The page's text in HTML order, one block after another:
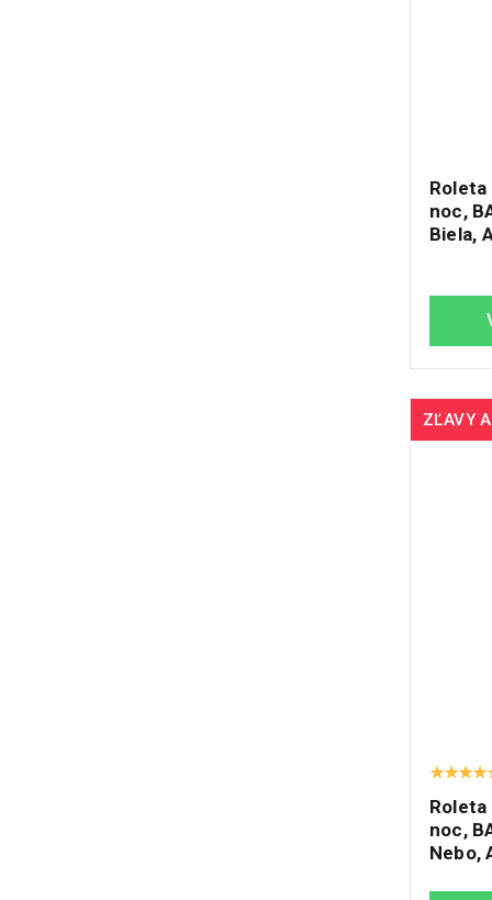
Roleta
noc,
Biela,
ZĽAVY
Roleta
noc,
Nebo,